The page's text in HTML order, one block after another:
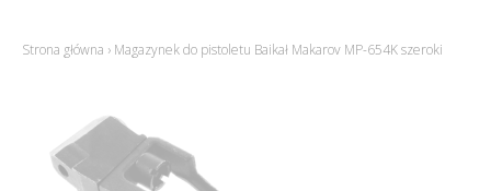
Strona główna › Magazynek do pistoletu Baikał Makarov MP-654K szeroki